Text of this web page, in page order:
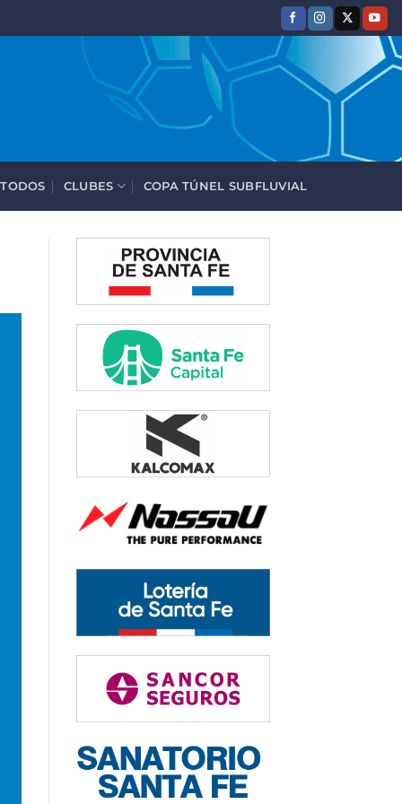
CLUBES COPA TÚNEL SUBFLUVIAL